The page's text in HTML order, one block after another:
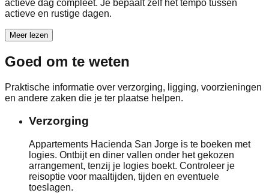
actieve dag compleet. Je bepaalt zelf het tempo tussen
actieve en rustige dagen.
Meer lezen
Goed om te weten
Praktische informatie over verzorging, ligging, voorzieningen
en andere zaken die je ter plaatse helpen.
Verzorging
Appartements Hacienda San Jorge is te boeken met
logies. Ontbijt en diner vallen onder het gekozen
arrangement, tenzij je logies boekt. Controleer je
reisoptie voor maaltijden, tijden en eventuele
toeslagen.